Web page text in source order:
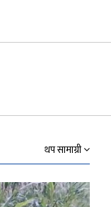
थप सामाग्री